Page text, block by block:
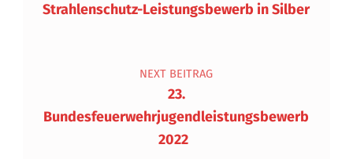
Strahlenschutz-Leistungsbewerb in Silber
NEXT BEITRAG
23.
Bundesfeuerwehrjugendleistungsbewerb
2022